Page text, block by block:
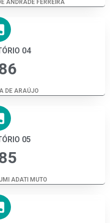
ANDRADE FERREIRA
04
DE ARAÚJO
05
ADATI MUTO